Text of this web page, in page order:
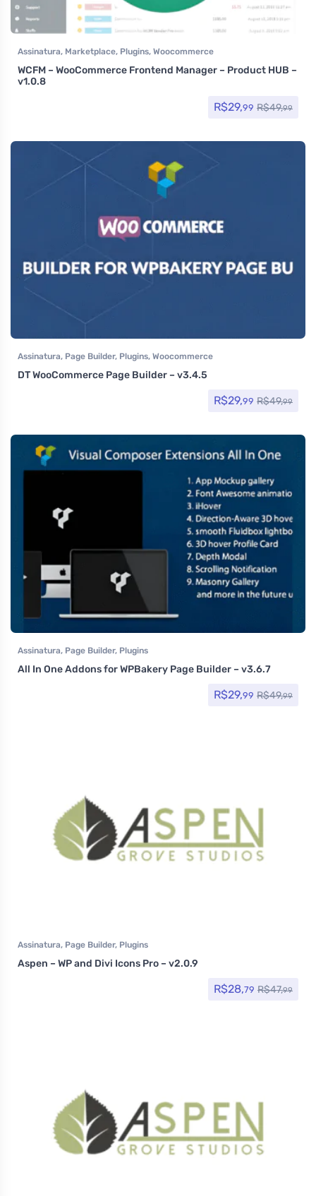
Assinatura, Marketplace, Plugins, Woocommerce
WCFM – WooCommerce Frontend Manager – Product HUB –
v1.0.8
R$29,99 R$49,99
Assinatura, Page Builder, Plugins, Woocommerce
DT WooCommerce Page Builder – v3.4.5
R$29,99 R$49,99
Assinatura, Page Builder, Plugins
All In One Addons for WPBakery Page Builder – v3.6.7
R$29,99 R$49,99
Assinatura, Page Builder, Plugins
Aspen – WP and Divi Icons Pro – v2.0.9
R$28,79 R$47,99